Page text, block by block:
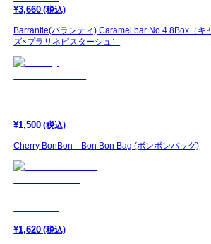
¥3,660 (税込)
Barrantie(バランティ) Caramel bar No.4 8Box（キ
ズ×プラリネピスターシュ）
¥1,500 (税込)
Cherry BonBon Bon Bon Bag (ボンボンバッグ)
¥1,620 (税込)